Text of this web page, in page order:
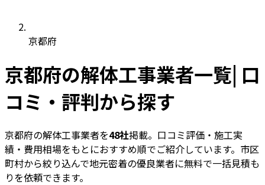
京都府
京都府の解体工事業者一覧| 口
コミ・評判から探す
京都府の解体工事業者を48社掲載。口コミ評価・施工実
績・費用相場をもとにおすすめ順でご紹介しています。市区
町村から絞り込んで地元密着の優良業者に無料で一括見積も
りを依頼できます。